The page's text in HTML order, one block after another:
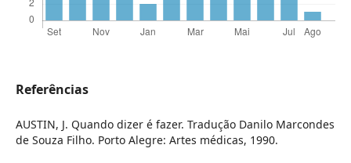
Referências
AUSTIN, J. Quando dizer é fazer. Tradução Danilo Marcondes
de Souza Filho. Porto Alegre: Artes médicas, 1990.